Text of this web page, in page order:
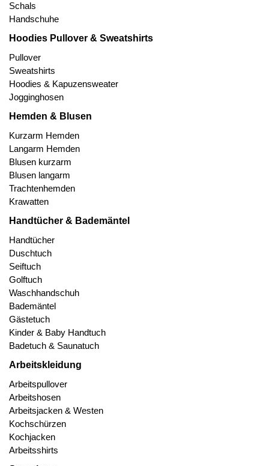
Schals
Handschuhe
Hoodies Pullover & Sweatshirts
Pullover
Sweatshirts
Hoodies & Kapuzensweater
Jogginghosen
Hemden & Blusen
Kurzarm Hemden
Langarm Hemden
Blusen kurzarm
Blusen langarm
Trachtenhemden
Krawatten
Handtücher & Bademäntel
Handtücher
Duschtuch
Seiftuch
Golftuch
Waschhandschuh
Bademäntel
Gästetuch
Kinder & Baby Handtuch
Badetuch & Saunatuch
Arbeitskleidung
Arbeitspullover
Arbeitshosen
Arbeitsjacken & Westen
Kochschürzen
Kochjacken
Arbeitsshirts